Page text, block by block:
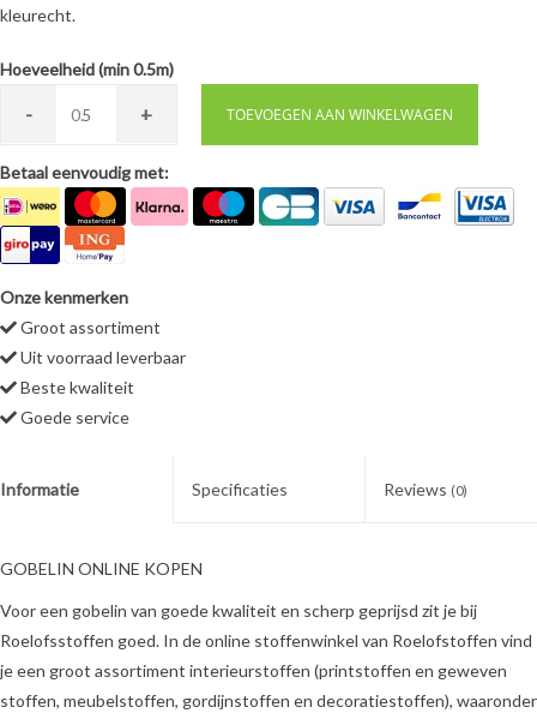
kleurecht.
Hoeveelheid (min 0.5m)
- 0. + TOEVOEGEN AAN WINKELWAGEN
Betaal eenvoudig met:
Onze kenmerken
Groot assortiment
Uit voorraad leverbaar
Beste kwaliteit
Goede service
Informatie Specificaties Reviews (0)
GOBELIN ONLINE KOPEN
Voor een gobelin van goede kwaliteit en scherp geprijsd zit je bij
Roelofsstoffen goed. In de online stoffenwinkel van Roelofstoffen vind
je een groot assortiment interieurstoffen (printstoffen en geweven
stoffen, meubelstoffen, gordijnstoffen en decoratiestoffen), waaronder